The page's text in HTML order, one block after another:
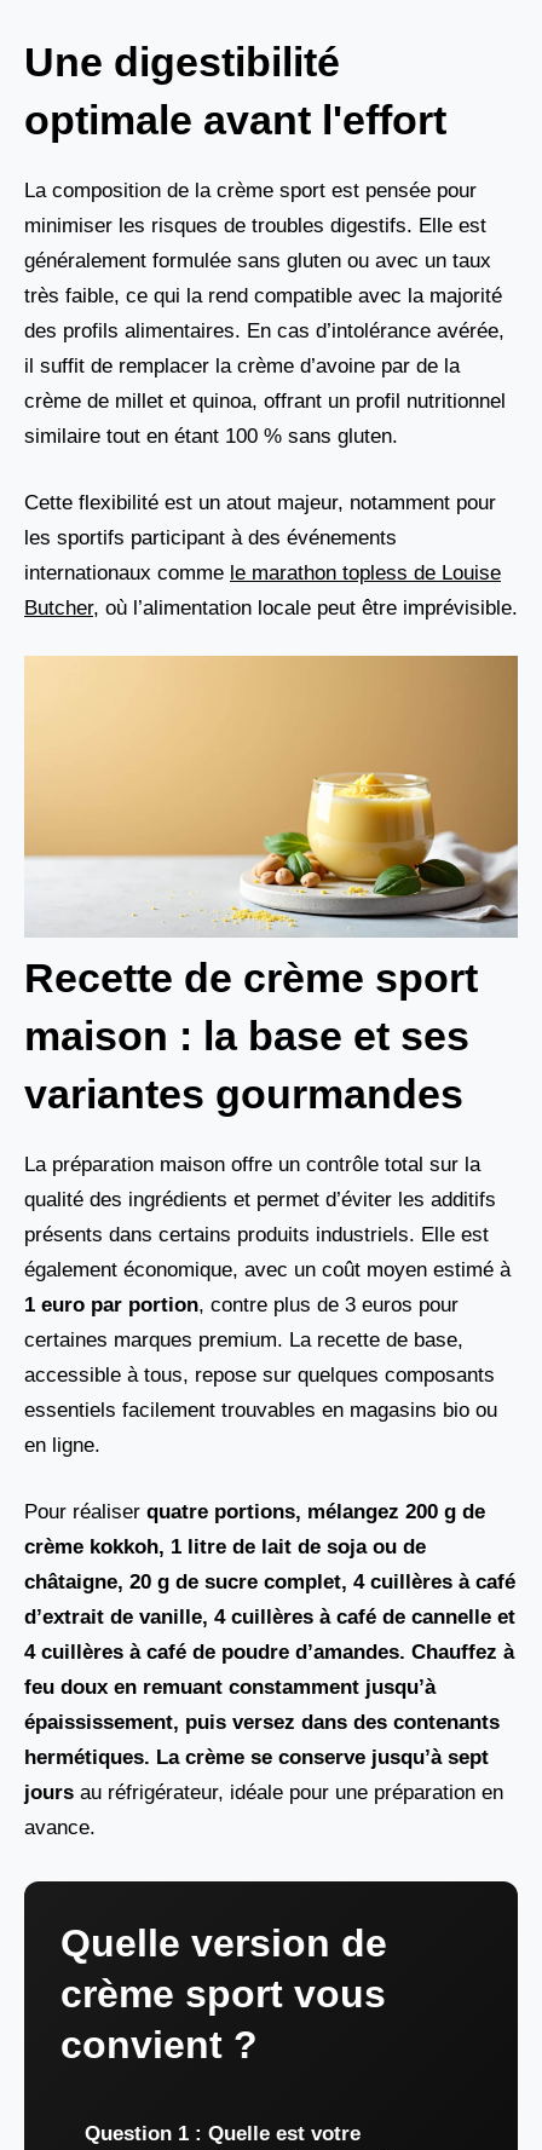
Une digestibilité
optimale avant l'effort
La composition de la crème sport est pensée pour
minimiser les risques de troubles digestifs. Elle est
généralement formulée sans gluten ou avec un taux
très faible, ce qui la rend compatible avec la majorité
des profils alimentaires. En cas d’intolérance avérée,
il suffit de remplacer la crème d’avoine par de la
crème de millet et quinoa, offrant un profil nutritionnel
similaire tout en étant 100 % sans gluten.
Cette flexibilité est un atout majeur, notamment pour
les sportifs participant à des événements
internationaux comme le marathon topless de Louise
Butcher, où l’alimentation locale peut être imprévisible.
Recette de crème sport
maison : la base et ses
variantes gourmandes
La préparation maison offre un contrôle total sur la
qualité des ingrédients et permet d’éviter les additifs
présents dans certains produits industriels. Elle est
également économique, avec un coût moyen estimé à
1 euro par portion, contre plus de 3 euros pour
certaines marques premium. La recette de base,
accessible à tous, repose sur quelques composants
essentiels facilement trouvables en magasins bio ou
en ligne.
Pour réaliser quatre portions, mélangez 200 g de
crème kokkoh, 1 litre de lait de soja ou de
châtaigne, 20 g de sucre complet, 4 cuillères à café
d’extrait de vanille, 4 cuillères à café de cannelle et
4 cuillères à café de poudre d’amandes. Chauffez à
feu doux en remuant constamment jusqu’à
épaississement, puis versez dans des contenants
hermétiques. La crème se conserve jusqu’à sept
jours au réfrigérateur, idéale pour une préparation en
avance.
Quelle version de
crème sport vous
convient ?
Question 1 : Quelle est votre